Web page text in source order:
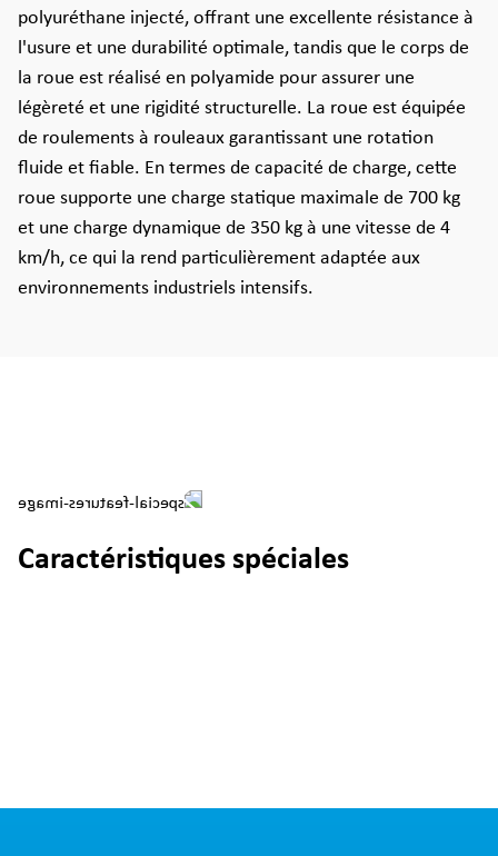
polyuréthane injecté, offrant une excellente résistance à
l'usure et une durabilité optimale, tandis que le corps de
la roue est réalisé en polyamide pour assurer une
légèreté et une rigidité structurelle. La roue est équipée
de roulements à rouleaux garantissant une rotation
fluide et fiable. En termes de capacité de charge, cette
roue supporte une charge statique maximale de 700 kg
et une charge dynamique de 350 kg à une vitesse de 4
km/h, ce qui la rend particulièrement adaptée aux
environnements industriels intensifs.
Caractéristiques spéciales